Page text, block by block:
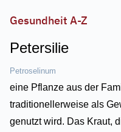
Gesundheit A-Z
Petersilie
Petroselinum
eine Pflanze aus der
traditionellerweise als
genutzt wird. Das Kraut,